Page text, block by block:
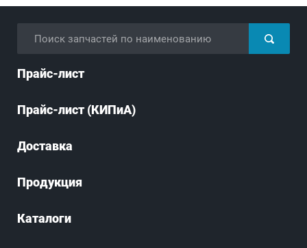
Прайс-лист
Прайс-лист (КИПиА)
Доставка
Продукция
Каталоги